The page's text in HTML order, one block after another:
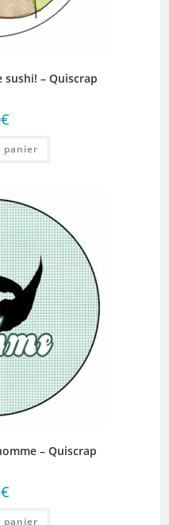
sushi! – Quiscrap
€
panier
– Quiscrap
€
panier